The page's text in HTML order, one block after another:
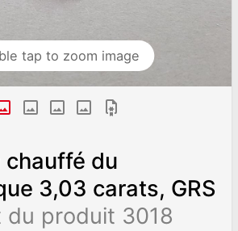
tap to zoom image
chauffé du
3,03 carats, GRS
du produit 3018